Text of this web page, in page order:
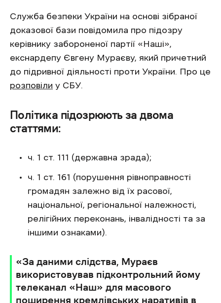
Служба безпеки України на основі зібраної
доказової бази повідомила про підозру
керівнику забороненої партії «Наші»,
екснардепу Євгену Мураєву, який причетний
до підривної діяльності проти України. Про це
розповіли у СБУ.
Політика підозрюють за двома
статтями:
ч. 1 ст. 111 (державна зрада);
ч. 1 ст. 161 (порушення рівноправності
громадян залежно від їх расової,
національної, регіональної належності,
релігійних переконань, інвалідності та за
іншими ознаками).
«За даними слідства, Мураєв
використовував підконтрольний йому
телеканал «Наш» для масового
поширення кремлівських наративів в